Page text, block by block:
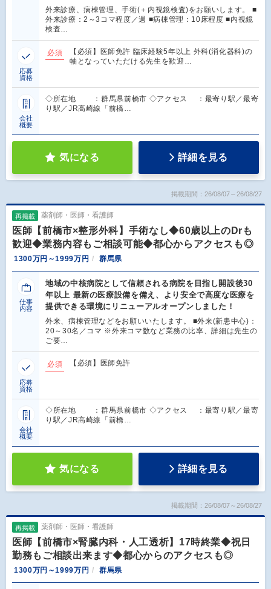
外来診療、病棟管理、手術(＋内視鏡検査)をお願いします。 ■
外来診療：2～3コマ程度／週 ■病棟管理：10床程度 ■内視鏡
検査…
応募
資格
必須
【必須】医師免許 臨床経験5年以上 外科(消化器科)の
軸となっていただける先生を歓迎…
会社
概要
◇所在地 ：群馬県前橋市 ◇アクセス ：最寄り駅／最寄
り駅／JR高崎線「前橋…
気になる 詳細を見る
掲載期間：26/08/07～26/08/27
再掲載 薬剤師・医師・看護師
医師【前橋市×整形外科】手術なし◆60歳以上のDrも
歓迎◆業務内容もご相談可能◆都心からアクセスも◎
1300万円～1999万円 群馬県
仕事
内容
地域の中核病院として信頼される病院を目指し開設後30
年以上 最新の医療設備を備え、より安全で高度な医療を
提供できる環境にリニューアルオープンしました！
外来、病棟管理などをお願いいたします。 ■外来(新患中心)：
20～30名／コマ ※外来コマ数など業務の比率、詳細は先生の
ご要…
応募
資格
必須 【必須】医師免許
会社
概要
◇所在地 ：群馬県前橋市 ◇アクセス ：最寄り駅／最寄
り駅／JR高崎線「前橋…
気になる 詳細を見る
掲載期間：26/08/07～26/08/27
再掲載 薬剤師・医師・看護師
医師【前橋市×腎臓内科・人工透析】17時終業◆祝日
勤務もご相談出来ます◆都心からのアクセスも◎
1300万円～1999万円 群馬県